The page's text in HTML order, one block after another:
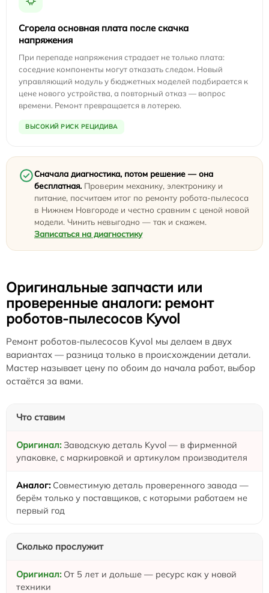
Сгорела основная плата после скачка
напряжения
При перепаде напряжения страдает не только плата:
соседние компоненты могут отказать следом. Новый
управляющий модуль у бюджетных моделей подбирается к
цене нового устройства, а повторный отказ — вопрос
времени. Ремонт превращается в лотерею.
ВЫСОКИЙ РИСК РЕЦИДИВА
Сначала диагностика, потом решение — она
бесплатная. Проверим механику, электронику и
питание, посчитаем итог по ремонту робота-пылесоса
в Нижнем Новгороде и честно сравним с ценой новой
модели. Чинить невыгодно — так и скажем.
Записаться на диагностику
Оригинальные запчасти или
проверенные аналоги: ремонт
роботов-пылесосов Kyvol
Ремонт роботов-пылесосов Kyvol мы делаем в двух
вариантах — разница только в происхождении детали.
Мастер называет цену по обоим до начала работ, выбор
остаётся за вами.
Что ставим
Заводскую деталь Kyvol — в фирменной
упаковке, с маркировкой и артикулом производителя
Совместимую деталь проверенного завода —
берём только у поставщиков, с которыми работаем не
первый год
Сколько прослужит
От 5 лет и дольше — ресурс как у новой
техники